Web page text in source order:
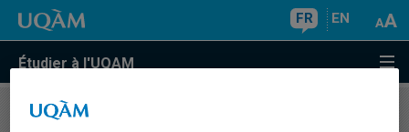
FR EN
Étudier à l'UQAM
COURS//